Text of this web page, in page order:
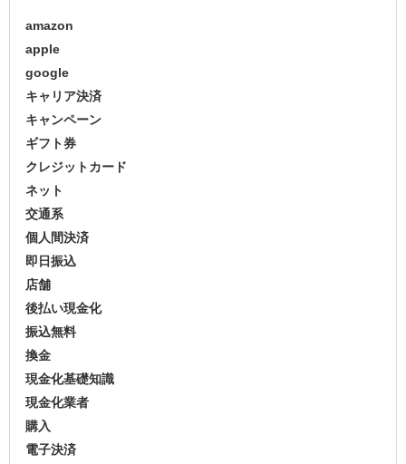
amazon
apple
google
キャリア決済
キャンペーン
ギフト券
クレジットカード
ネット
交通系
個人間決済
即日振込
店舗
後払い現金化
振込無料
換金
現金化基礎知識
現金化業者
購入
電子決済